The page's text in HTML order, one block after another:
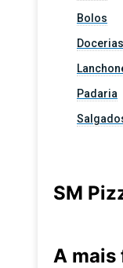
Bolos
Docerias
Padaria
SM
A mais